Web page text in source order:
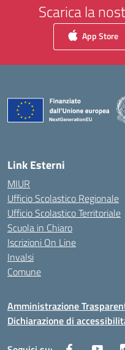
Scarica la
App Store
Link Esterni
MIUR
Ufficio Scolastico Regionale
Ufficio Scolastico Territoriale
Scuola in Chiaro
Iscrizioni On Line
Invalsi
Comune
Amministrazione
Dichiarazione di